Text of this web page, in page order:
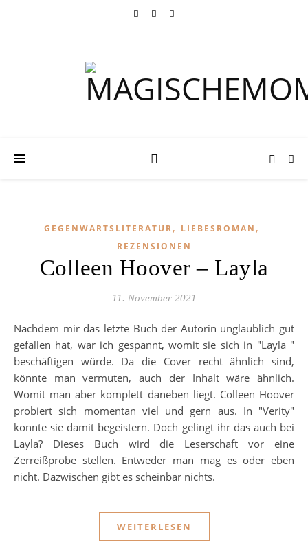
GEGENWARTSLITERATUR, LIEBESROMAN ,
REZENSIONEN
Colleen Hoover – Layla
11. November 2021
Nachdem mir das letzte Buch der Autorin unglaublich gut
gefallen hat, war ich gespannt, womit sie sich in "Layla "
beschäftigen würde. Da die Cover recht ähnlich sind,
könnte man vermuten, auch der Inhalt wäre ähnlich.
Womit man aber komplett daneben liegt. Colleen Hoover
probiert sich momentan viel und gern aus. In "Verity"
konnte sie damit begeistern. Doch gelingt ihr das auch bei
Layla? Dieses Buch wird die Leserschaft vor eine
Zerreißprobe stellen. Entweder man mag es oder eben
nicht. Dazwischen gibt es scheinbar nichts.
WEITERLESEN